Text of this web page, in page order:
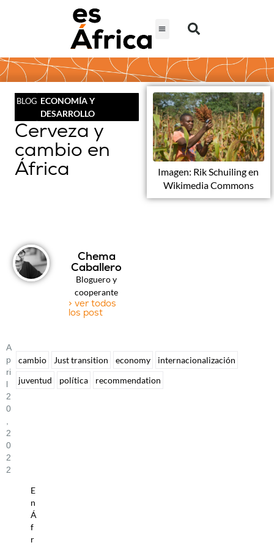
BLOG ECONOMÍA Y
DESARROLLO
Cerveza y
cambio en
África
Imagen: Rik Schuiling en
Wikimedia Commons
Chema
Caballero
Bloguero y
cooperante
> ver todos
los post
A
P
Ri
L
2
0
2
0
2
2
E
n
Á
f
r
cambio Just transition economy
internacionalización
juventud
política recommendation